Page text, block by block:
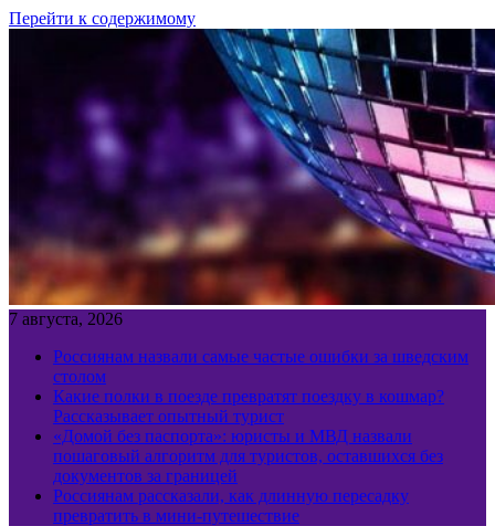
Перейти к содержимому
7 августа, 2026
Россиянам назвали самые частые ошибки за шведским
столом
Какие полки в поезде превратят поездку в кошмар?
Рассказывает опытный турист
«Домой без паспорта»: юристы и МВД назвали
пошаговый алгоритм для туристов, оставшихся без
документов за границей
Россиянам рассказали, как длинную пересадку
превратить в мини-путешествие